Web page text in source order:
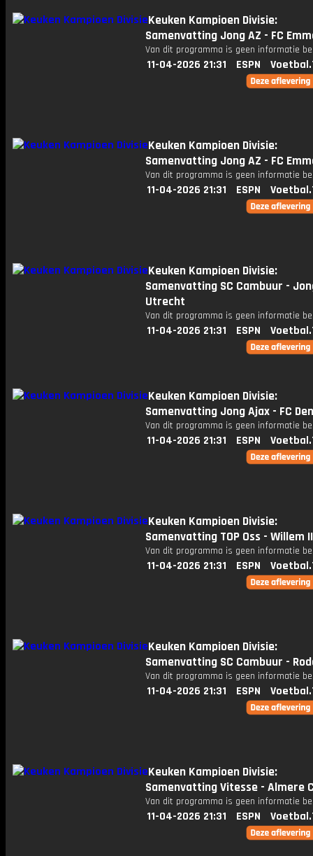
Keuken Kampioen Divisie:
Samenvatting Jong AZ - FC
Van dit programma is geen informatie
11-04-2026 21:31 ESPN
Keuken Kampioen Divisie:
Samenvatting Jong AZ - FC
Van dit programma is geen informatie
11-04-2026 21:31 ESPN
Keuken Kampioen Divisie:
Samenvatting SC Cambuur -
Utrecht
Van dit programma is geen informatie
11-04-2026 21:31 ESPN
Keuken Kampioen Divisie:
Samenvatting Jong Ajax - FC
Van dit programma is geen informatie
11-04-2026 21:31 ESPN
Keuken Kampioen Divisie:
Samenvatting TOP Oss - Willem II
Van dit programma is geen informatie
11-04-2026 21:31 ESPN
Keuken Kampioen Divisie:
Samenvatting SC Cambuur -
Van dit programma is geen informatie
11-04-2026 21:31 ESPN
Keuken Kampioen Divisie:
Samenvatting Vitesse - Almere
Van dit programma is geen informatie
11-04-2026 21:31 ESPN